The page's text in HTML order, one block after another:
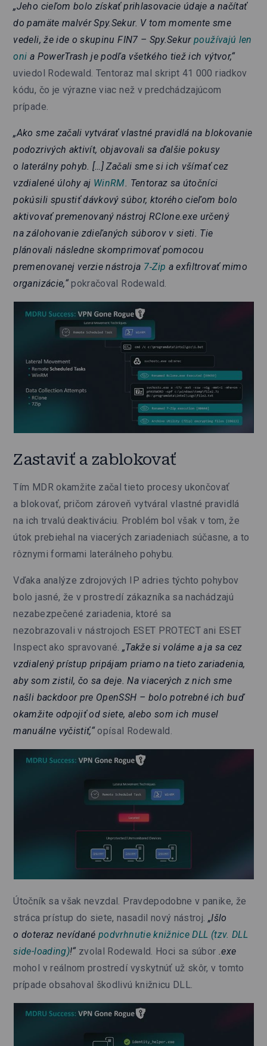
„Jeho cieľom bolo získať prihlasovacie údaje a načítať
do pamäte malvér Spy.Sekur. V tom momente sme
vedeli, že ide o skupinu FIN7 – Spy.Sekurpoužívajú len
oni a PowerTrash je podľa všetkého tiež ich výtvor,“
uviedol Rodewald. Tentoraz mal skript 41 000 riadkov
kódu, čo je výrazne viac než v predchádzajúcom
prípade.
„Ako sme začali vytvárať vlastné pravidlá na blokovanie
podozrivých aktivít, objavovali sa ďalšie pokusy
o laterálny pohyb. […] Začali sme si ich všímať cez
vzdialené úlohy aj WinRM. Tentoraz sa útočníci
pokúsili spustiť dávkový súbor, ktorého cieľom bolo
aktivovať premenovaný nástroj RClone.exe určený
na zálohovanie zdieľaných súborov v sieti. Tie
plánovali následne skomprimovať pomocou
premenovanej verzie nástroja 7‑Zip a exfiltrovať mimo
organizácie,“pokračoval Rodewald.
Zastaviť a zablokovať
Tím MDR okamžite začal tieto procesy ukončovať
a blokovať, pričom zároveň vytváral vlastné pravidlá
na ich trvalú deaktiváciu. Problém bol však v tom, že
útok prebiehal na viacerých zariadeniach súčasne, a to
rôznymi formami laterálneho pohybu.
Vďaka analýze zdrojových IP adries týchto pohybov
bolo jasné, že v prostredí zákazníka sa nachádzajú
nezabezpečené zariadenia, ktoré sa
nezobrazovali v nástrojoch ESET PROTECT ani ESET
Inspect ako spravované. „Takže si voláme a ja sa cez
vzdialený prístup pripájam priamo na tieto zariadenia,
aby som zistil, čo sa deje. Na viacerých z nich sme
našli backdoor pre OpenSSH – bolo potrebné ich buď
okamžite odpojiť od siete, alebo som ich musel
manuálne vyčistiť,“ opísal Rodewald.
Útočník sa však nevzdal. Pravdepodobne v panike, že
stráca prístup do siete, nasadil nový nástroj. „Išlo
o doteraz nevídanépodvrhnutie knižnice DLL (tzv. DLL
side-loading)!“ zvolal Rodewald. Hoci sa súbor .exe
mohol v reálnom prostredí vyskytnúť už skôr, v tomto
prípade obsahoval škodlivú knižnicu DLL.